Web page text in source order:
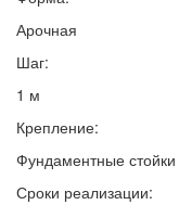
Арочная
Шаг:
1 м
Крепление:
Фундаментные стойки
Сроки реализации: